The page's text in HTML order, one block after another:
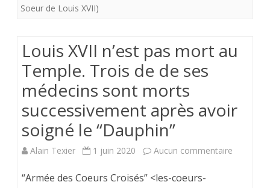
de
A.D.
1792
Soeur de Louis XVII)
Louis XVII n’est pas mort au
Temple. Trois de de ses
médecins sont morts
successivement après avoir
soigné le “Dauphin”
Alain Texier 1 juin 2020 Aucun commentaire
“Armée des Coeurs Croisés” <les-coeurs-